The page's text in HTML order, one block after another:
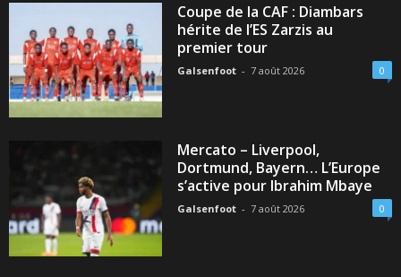
Coupe de la CAF : Diambars
hérite de l’ES Zarzis au
premier tour
Galsenfoot - 7 août 2026 0
Mercato – Liverpool,
Dortmund, Bayern… L’Europe
s’active pour Ibrahim Mbaye
Galsenfoot - 7 août 2026 0